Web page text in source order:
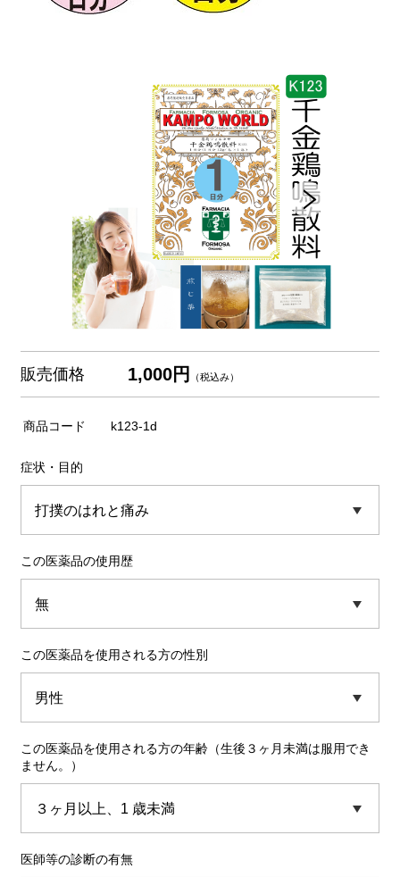
販売価格 1,000円 （税込み）
商品コード k123-1d
症状・目的
この医薬品の使用歴
この医薬品を使用される方の性別
この医薬品を使用される方の年齢（生後３ヶ月未満は服用でき
ません。）
医師等の診断の有無